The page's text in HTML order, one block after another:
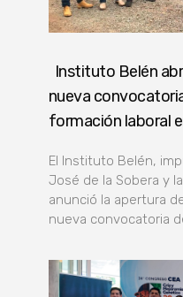
Instituto Belén
nueva
formación laboral
El Instituto Belén,
José de la Sobera y
anunció la apertura
nueva convocatoria